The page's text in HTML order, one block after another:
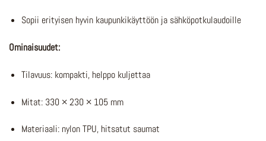
Sopii erityisen hyvin kaupunkikäyttöön ja sähköpotkulaudoille
Ominaisuudet:
Tilavuus: kompakti, helppo kuljettaa
Mitat: 330 × 230 × 105 mm
Materiaali: nylon TPU, hitsatut saumat